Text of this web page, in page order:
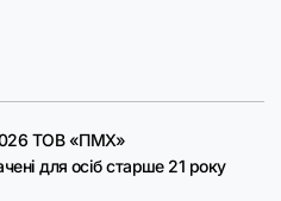
ТОВ «ПМХ»
для осіб старше 21 року